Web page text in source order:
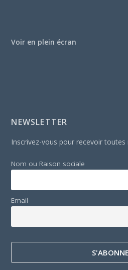
Voir en plein écran
NEWSLETTER
Inscrivez-vous pour recevoir
Nom ou Raison sociale
Email